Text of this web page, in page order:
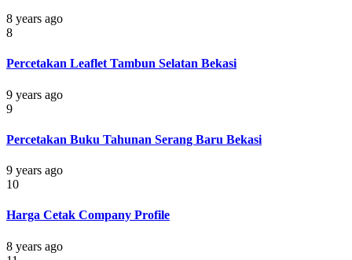
8 years ago
8
Percetakan Leaflet Tambun Selatan Bekasi
9 years ago
9
Percetakan Buku Tahunan Serang Baru Bekasi
9 years ago
10
Harga Cetak Company Profile
8 years ago